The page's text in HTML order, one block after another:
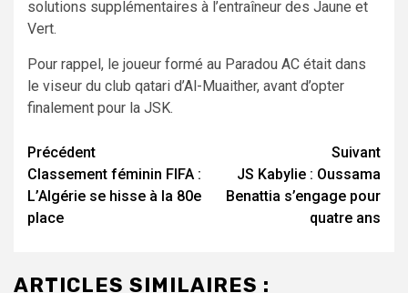
solutions supplémentaires à l’entraîneur des Jaune et
Vert.
Pour rappel, le joueur formé au Paradou AC était dans
le viseur du club qatari d’Al-Muaither, avant d’opter
finalement pour la JSK.
Navigation
d’article
Précédent
Classement féminin FIFA :
L’Algérie se hisse à la 80e
place
Suivant
JS Kabylie : Oussama
Benattia s’engage pour
quatre ans
ARTICLES SIMILAIRES :